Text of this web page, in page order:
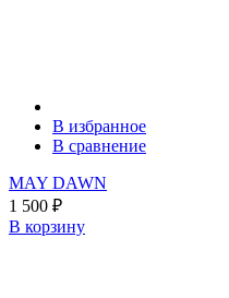
В избранное
В сравнение
MAY DAWN
1 500 ₽
В корзину